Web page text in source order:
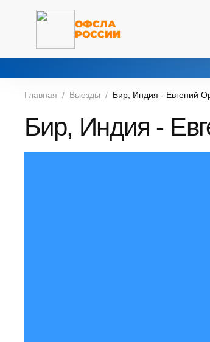
ОФСЛА
РОССИИ
Главная Выезды Бир, Индия - Евгений
Бир, Индия -